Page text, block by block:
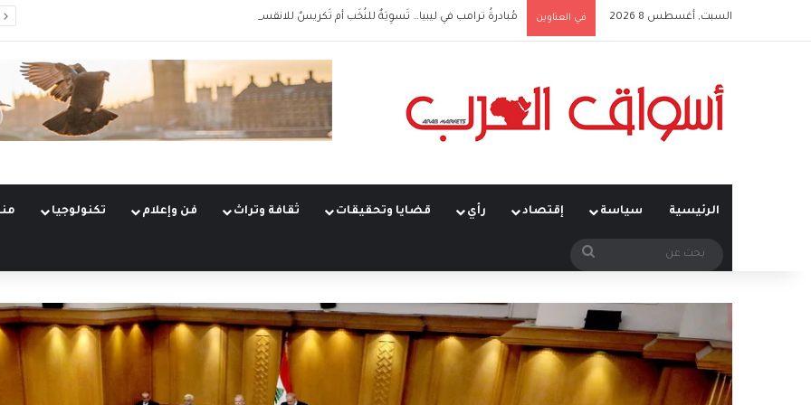
السبت, أغسطس 8 2026 في العناوين مُبادرةُ ترامب في ليبيا… تَسوِيَةٌ للنُخَب أم تَكريسٌ للانقسام؟
الرئيسية سياسة إقتصاد رأي قضايا وتحقيقات ثقافة وتراث فن وإعلام تكنولوجيا
بحث